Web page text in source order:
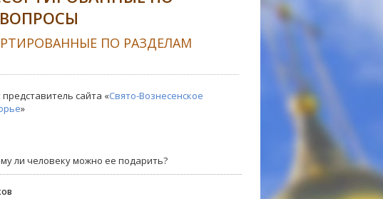
ПО РАЗДЕЛАМ
сайта «Свято-Вознесенское
»
ли человеку можно ее подарить?